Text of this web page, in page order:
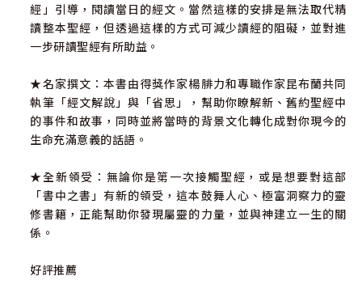
經」引導，閱讀當日的經文。當然這樣的安排是無法取代精
讀整本聖經，但透過這樣的方式可減少讀經的阻礙，並對進
一步研讀聖經有所助益。
★名家撰文：本書由得獎作家楊腓力和專職作家昆布蘭共同
執筆「經文解說」與「省思」，幫助你瞭解新、舊約聖經中
的事件和故事，同時並將當時的背景文化轉化成對你現今的
生命充滿意義的話語。
★全新領受：無論你是第一次接觸聖經，或是想要對這部
「書中之書」有新的領受，這本鼓舞人心、極富洞察力的靈
修書籍，正能幫助你發現屬靈的力量，並與神建立一生的關
係。
好評推薦